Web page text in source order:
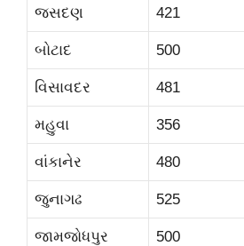
જસદણ 421
બોટાદ 500
વિસાવદર 481
મહુવા 356
વાંકાનેર 480
જુનાગઢ 525
જામજોધપુર 500